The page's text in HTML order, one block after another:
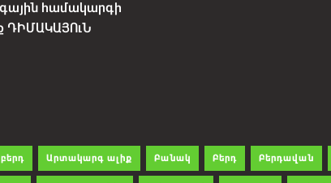
համակարգի
ԴԻՄԱԿԱՅՈւՆ
Արտակարգ ալիք Բանակ Բերդ Բերդավան